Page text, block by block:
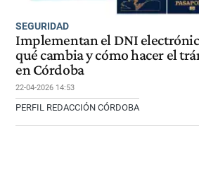
SEGURIDAD
Implementan el DNI
qué cambia y cómo hacer el
en Córdoba
22-04-2026 14:53
PERFIL REDACCIÓN CÓRDOBA